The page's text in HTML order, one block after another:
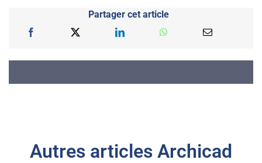
Partager cet article
Autres articles Archicad